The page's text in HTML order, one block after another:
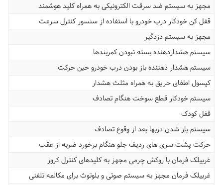
مجهز به سیستم ضد سرقت الکترونیکی به همراه کلید هوشمند
قفل کن خودکار درب خودرو با استفاده از سنسور کنترل سرعت
مجهز به سیستم دزدگیر
سیستم هشداردهنده بسته نبودن کمربندها
سیستم هشدار دهننده باز بودن درب خودرو حین حرکت
کپسول اطفای حریق به همراه مثلث هشدار
سیستم خودکار قطع سوخت هنگام تصادف
قفل کودک
سیستم باز شدن دربها بعد از وقوع تصادف
حرکت پشت سری های ردیف جلو هنگام برخورد ضربه از عقب
غربیلک فرمان با روکش چرمی مجهز به کلیدهای کنترل کروز
غربیلک فرمان مجهز به سیستم صوتی و بلوتوث برای مکالمه تلفنی